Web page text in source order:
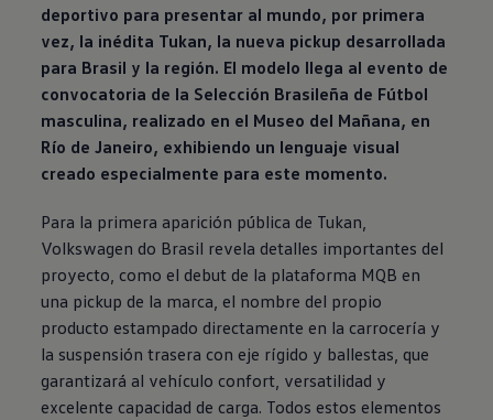
deportivo para presentar al mundo, por primera
vez, la inédita Tukan, la nueva pickup desarrollada
para Brasil y la región. El modelo llega al evento de
convocatoria de la Selección Brasileña de Fútbol
masculina, realizado en el Museo del Mañana, en
Río de Janeiro, exhibiendo un lenguaje visual
creado especialmente para este momento.
Para la primera aparición pública de Tukan,
Volkswagen do Brasil revela detalles importantes del
proyecto, como el debut de la plataforma MQB en
una pickup de la marca, el nombre del propio
producto estampado directamente en la carrocería y
la suspensión trasera con eje rígido y ballestas, que
garantizará al vehículo confort, versatilidad y
excelente capacidad de carga. Todos estos elementos